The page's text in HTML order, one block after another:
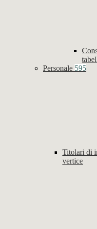
Personale 595
Titolari di
vertice